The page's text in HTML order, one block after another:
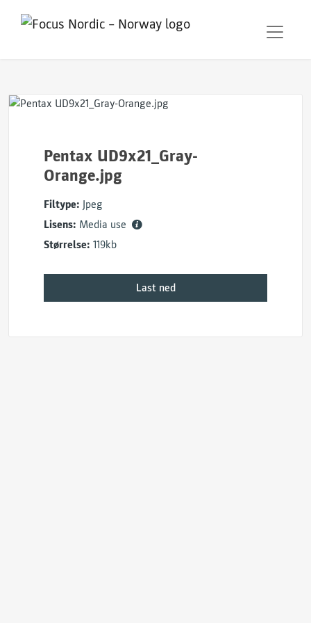
Pentax UD9x21_Gray-
Orange.jpg
Filtype: Jpeg
Lisens: Media use
Størrelse: 119kb
Last ned